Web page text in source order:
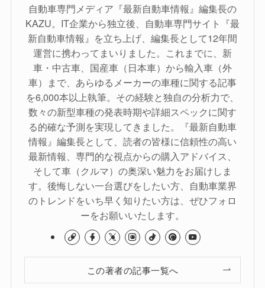
自動車専門メディア『最新自動車情報』編集長の
KAZU。IT企業から独立後、自動車専門サイト『最
新自動車情報』を立ち上げ、編集長として12年間
運営に携わってまいりました。これまでに、新
車・中古車、国産車（日本車）から輸入車（外
車）まで、あらゆるメーカーの車種に関する記事
を6,000本以上執筆。その経験と独自の分析力で、
数々の新型車種の発表時期や詳細スペックに関す
る的確な予測を実現してきました。『最新自動車
情報』編集長として、読者の皆様に信頼性の高い
最新情報、専門的な視点からの購入アドバイス、
そして車（クルマ）の奥深い魅力をお届けしま
す。後悔しない一台選びをしたい方、自動車業界
のトレンドをいち早く知りたい方は、ぜひフォロ
ーをお願いいたします。
この著者の記事一覧へ